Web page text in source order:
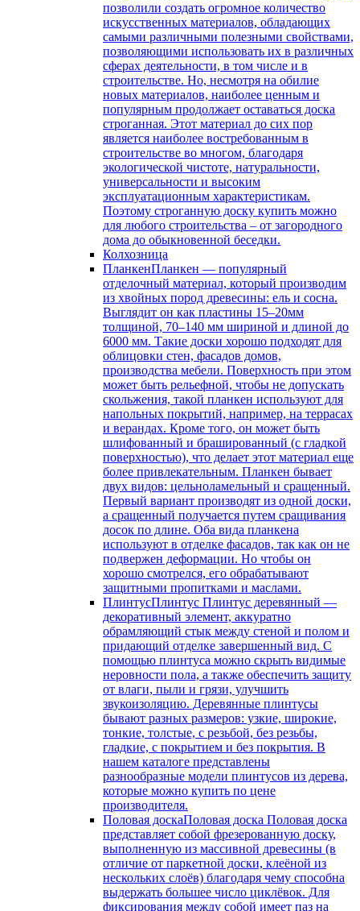
позволили создать огромное количество
искусственных материалов, обладающих
самыми различными полезными свойствами,
позволяющими использовать их в различных
сферах деятельности, в том числе и в
строительстве. Но, несмотря на обилие
новых материалов, наиболее ценным и
популярным продолжает оставаться доска
строганная. Этот материал до сих пор
является наиболее востребованным в
строительстве во многом, благодаря
экологической чистоте, натуральности,
универсальности и высоким
эксплуатационным характеристикам.
Поэтому строганную доску купить можно
для любого строительства – от загородного
дома до обыкновенной беседки.
Колхозница
ПланкенПланкен — популярный
отделочный материал, который производим
из хвойных пород древесины: ель и сосна.
Выглядит он как пластины 15–20мм
толщиной, 70–140 мм шириной и длиной до
6000 мм. Такие доски хорошо подходят для
облицовки стен, фасадов домов,
производства мебели. Поверхность при этом
может быть рельефной, чтобы не допускать
скольжения, такой планкен используют для
напольных покрытий, например, на террасах
и верандах. Кроме того, он может быть
шлифованный и брашированный (с гладкой
поверхностью), что делает этот материал еще
более привлекательным. Планкен бывает
двух видов: цельноламельный и сращенный.
Первый вариант производят из одной доски,
а сращенный получается путем сращивания
досок по длине. Оба вида планкена
используют в отделке фасадов, так как он не
подвержен деформации. Но чтобы он
хорошо смотрелся, его обрабатывают
защитными пропитками и маслами.
ПлинтусПлинтус Плинтус деревянный —
декоративный элемент, аккуратно
обрамляющий стык между стеной и полом и
придающий отделке завершенный вид. С
помощью плинтуса можно скрыть видимые
неровности пола, а также обеспечить защиту
от влаги, пыли и грязи, улучшить
звукоизоляцию. Деревянные плинтусы
бывают разных размеров: узкие, широкие,
тонкие, толстые, с резьбой, без резьбы,
гладкие, с покрытием и без покрытия. В
нашем каталоге представлены
разнообразные модели плинтусов из дерева,
которые можно купить по цене
производителя.
Половая доскаПоловая доска Половая доска
представляет собой фрезерованную доску,
выполненную из массивной древесины (в
отличие от паркетной доски, клеёной из
нескольких слоёв) благодаря чему способна
выдержать большее число циклёвок. Для
фиксирования между собой имеет паз на